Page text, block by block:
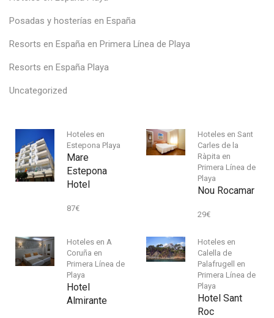
Posadas y hosterías en España
Resorts en España en Primera Línea de Playa
Resorts en España Playa
Uncategorized
Hoteles en
Estepona Playa
Mare
Estepona
Hotel
87€
Hoteles en Sant
Carles de la
Ràpita en
Primera Línea de
Playa
Nou Rocamar
29€
Hoteles en A
Coruña en
Primera Línea de
Playa
Hotel
Almirante
Hoteles en
Calella de
Palafrugell en
Primera Línea de
Playa
Hotel Sant
Roc